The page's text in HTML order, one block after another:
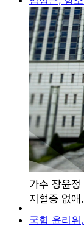
국힘 윤리